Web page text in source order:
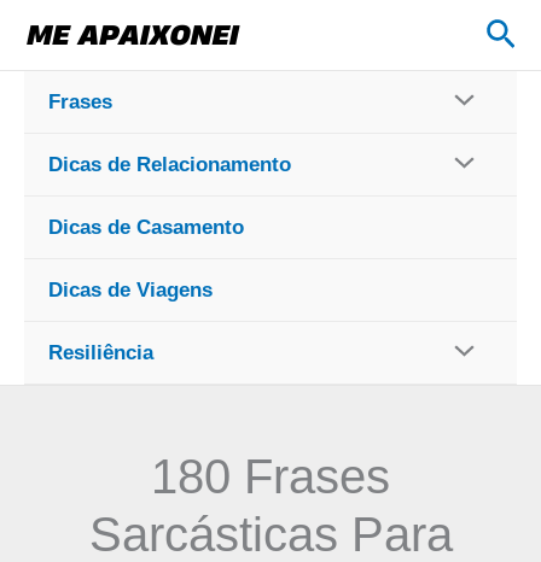
para
conteúdo
Frases
Dicas de Relacionamento
Dicas de Casamento
Dicas de Viagens
Resiliência
180 Frases
Sarcásticas Para